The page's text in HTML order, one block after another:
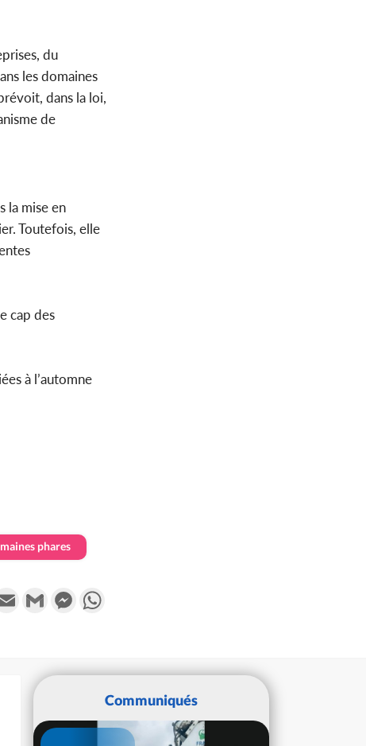
du
les domaines
dans la loi,
de
la mise en
Toutefois, elle
cap des
à l’automne
phares
Email Gmail Messenger
Communiqués